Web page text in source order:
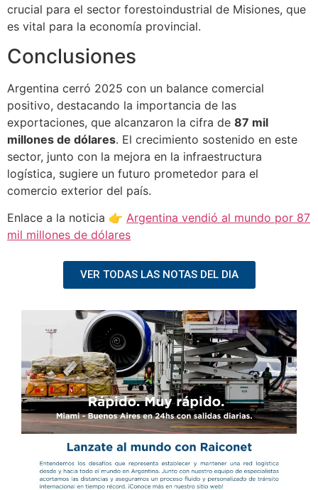
crucial para el sector forestoindustrial de Misiones, que
es vital para la economía provincial.
Conclusiones
Argentina cerró 2025 con un balance comercial
positivo, destacando la importancia de las
exportaciones, que alcanzaron la cifra de 87 mil
millones de dólares. El crecimiento sostenido en este
sector, junto con la mejora en la infraestructura
logística, sugiere un futuro prometedor para el
comercio exterior del país.
Enlace a la noticia 👉 Argentina vendió al mundo por 87
mil millones de dólares
VER TODAS LAS NOTAS DEL DIA